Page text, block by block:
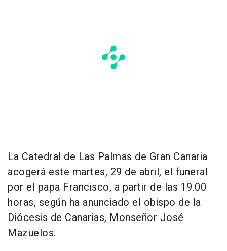
La Catedral de Las Palmas de Gran Canaria
acogerá este martes, 29 de abril, el funeral
por el papa Francisco, a partir de las 19.00
horas, según ha anunciado el obispo de la
Diócesis de Canarias, Monseñor José
Mazuelos.